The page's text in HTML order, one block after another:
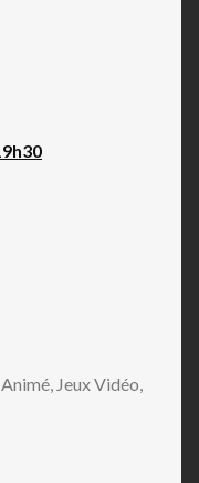
Jeux Vidéo,